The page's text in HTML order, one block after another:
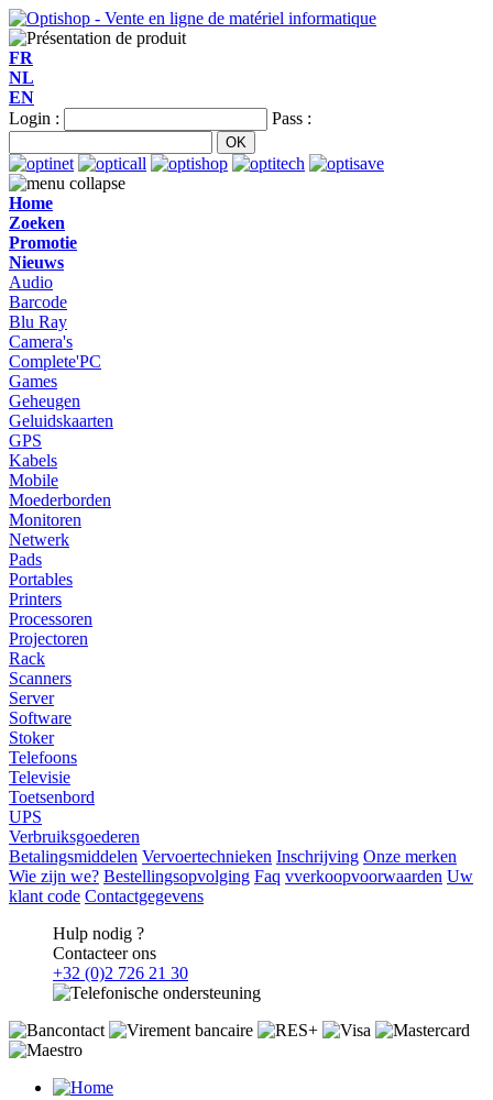
FR
NL
EN
Login :
Pass :
Home
Zoeken
Promotie
Nieuws
Audio
Barcode
Blu Ray
Camera's
Complete'PC
Games
Geheugen
Geluidskaarten
GPS
Kabels
Mobile
Moederborden
Monitoren
Netwerk
Pads
Portables
Printers
Processoren
Projectoren
Rack
Scanners
Server
Software
Stoker
Telefoons
Televisie
Toetsenbord
UPS
Verbruiksgoederen
Betalingsmiddelen Vervoertechnieken Inschrijving Onze merken
Wie zijn we? Bestellingsopvolging Faq vverkoopvoorwaarden Uw
klant code Contactgegevens
Hulp nodig ?
Contacteer ons
+32 (0)2 726 21 30